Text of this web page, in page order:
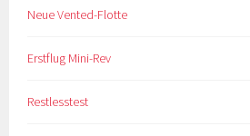
Neue Vented-Flotte
Erstflug Mini-Rev
Restlesstest